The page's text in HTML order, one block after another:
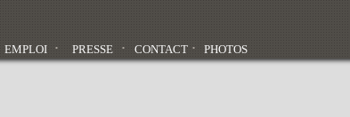
EMPLOI PRESSE CONTACT PHOTOS